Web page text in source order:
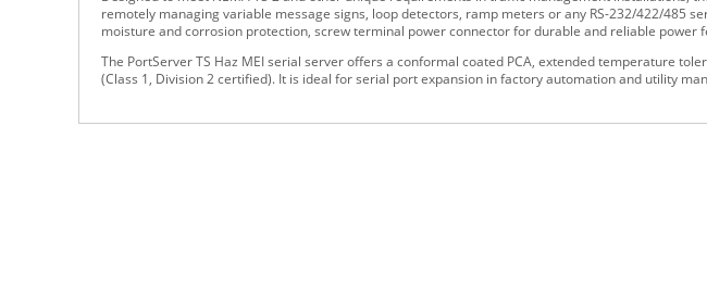
remotely managing variable message signs, loop detectors, ramp meters or any RS-232/422/485
moisture and corrosion protection, screw terminal power connector for durable and reliable
The PortServer TS Haz MEI serial server offers a conformal coated PCA, extended temperature
(Class 1, Division 2 certified). It is ideal for serial port expansion in factory automation and utility